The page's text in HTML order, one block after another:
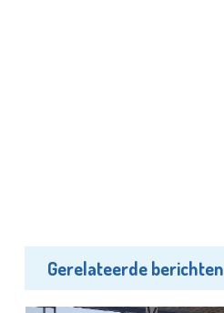
Gerelateerde berichten